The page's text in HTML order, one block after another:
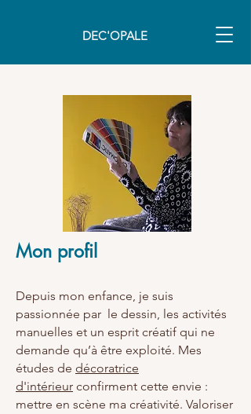
DEC'OPALE
Mon profil
Depuis mon enfance, je suis
passionnée par le dessin, les activités
manuelles et un esprit créatif qui ne
demande qu’à être exploité. Mes
études de décoratrice
d'intérieur confirment cette envie :
mettre en scène ma créativité. Valoriser